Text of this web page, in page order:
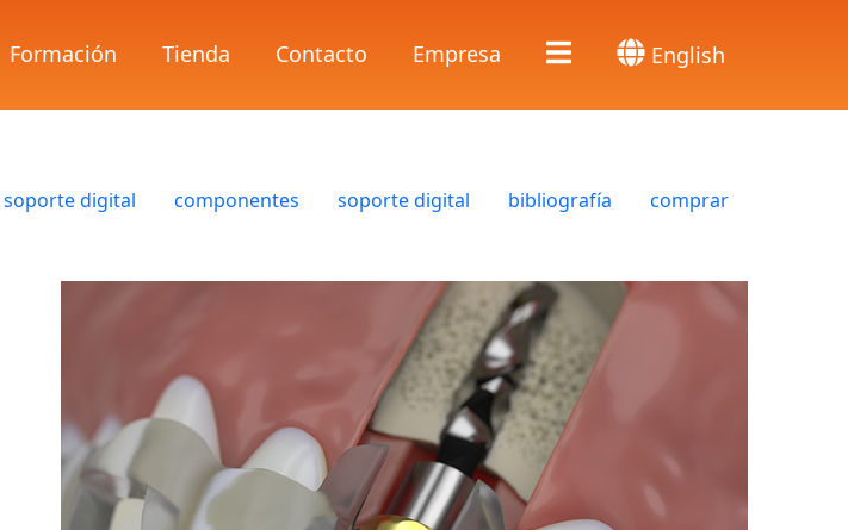
Formación Tienda Contacto Empresa English
soporte digital componentes soporte digital bibliografía comprar